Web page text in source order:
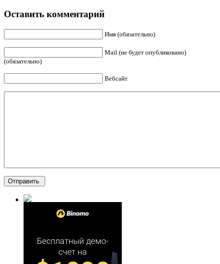
Оставить комментарий
Имя (обязательно)
Mail (не будет опубликовано)
(обязательно)
Вебсайт